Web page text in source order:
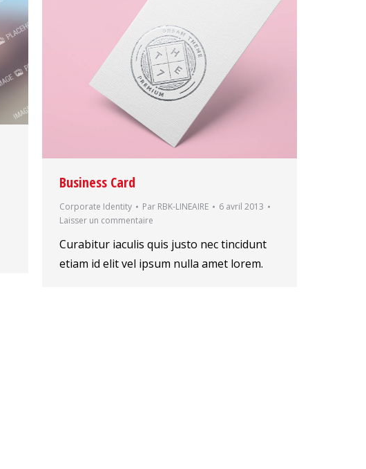
Business Card
Corporate Identity Par RBK-LINEAIRE
6 avril 2013
Laisser un commentaire
Curabitur iaculis quis justo nec tincidunt
etiam id elit vel ipsum nulla amet lorem.